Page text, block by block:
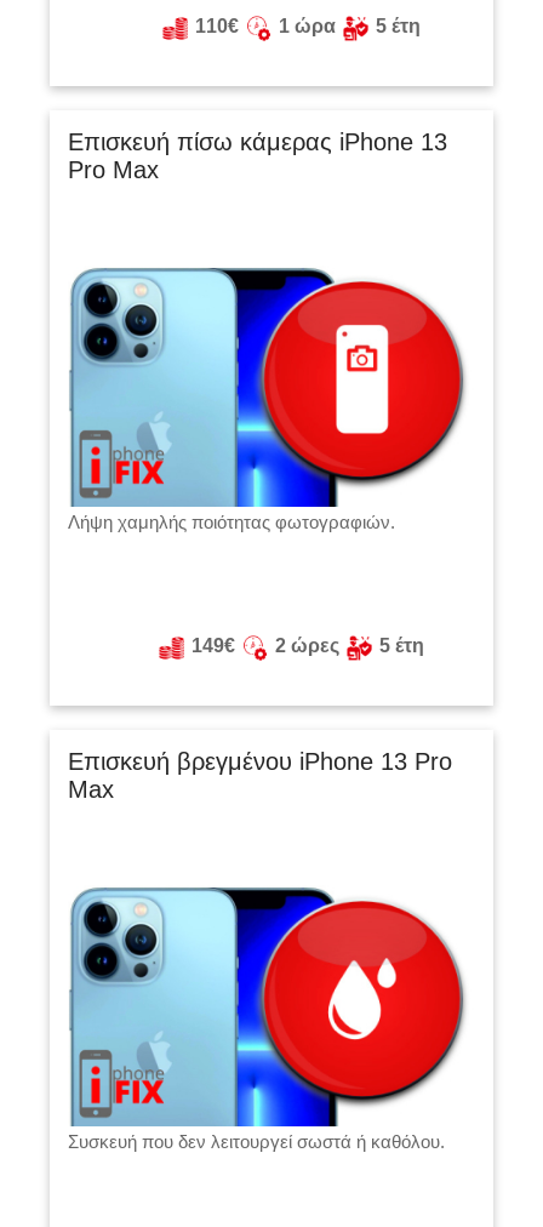
110€ 1 ώρα 5 έτη
Επισκευή πίσω κάμερας iPhone 13
Pro Max
Λήψη χαμηλής ποιότητας φωτογραφιών.
149€ 2 ώρες 5 έτη
Επισκευή βρεγμένου iPhone 13 Pro
Max
Συσκευή που δεν λειτουργεί σωστά ή καθόλου.